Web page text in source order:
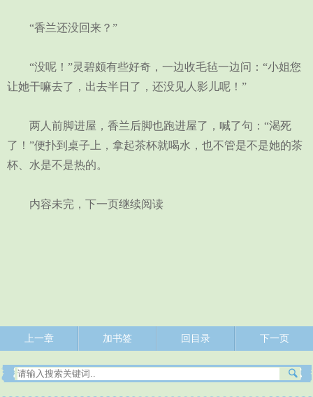
“香兰还没回来？”
“没呢！”灵碧颇有些好奇，一边收毛毡一边问：“小姐您
让她干嘛去了，出去半日了，还没见人影儿呢！”
两人前脚进屋，香兰后脚也跑进屋了，喊了句：“渴死
了！”便扑到桌子上，拿起茶杯就喝水，也不管是不是她的茶
杯、水是不是热的。
内容未完，下一页继续阅读
上一章 加书签 回目录 下一页